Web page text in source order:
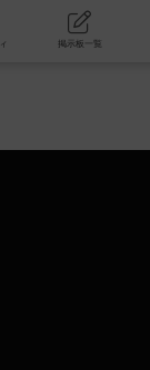
コミュニティ